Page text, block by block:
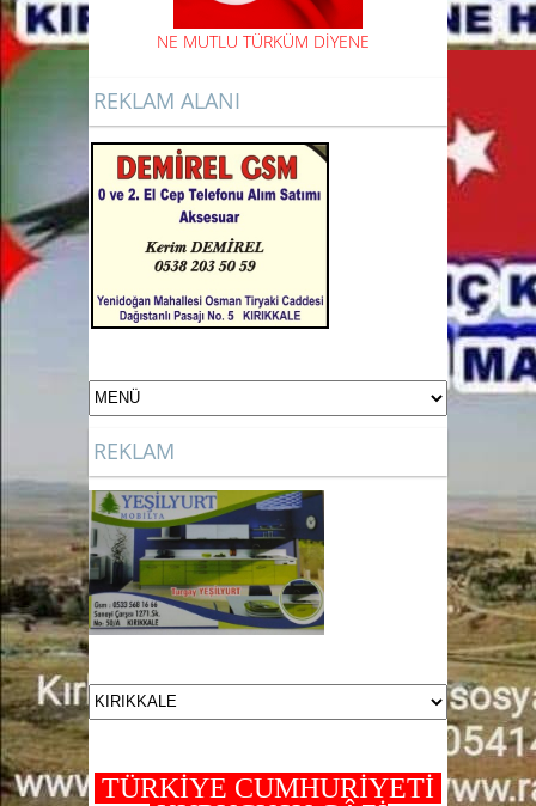
NE MUTLU TÜRKÜM DİYENE
REKLAM ALANI
REKLAM
TÜRKİYE CUMHURİYETİ